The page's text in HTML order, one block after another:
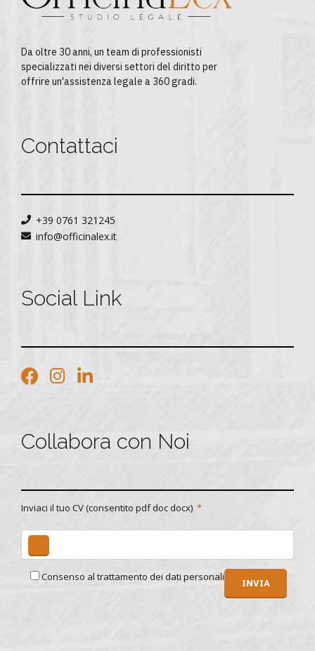
Da oltre 30 anni, un team di professionisti
specializzati nei diversi settori del diritto per
offrire un'assistenza legale a 360 gradi.
Contattaci
+39 0761 321245
info@officinalex.it
Social Link
Collabora con Noi
Inviaci il tuo CV (consentito pdf doc docx)
Consenso al trattamento dei dati personali